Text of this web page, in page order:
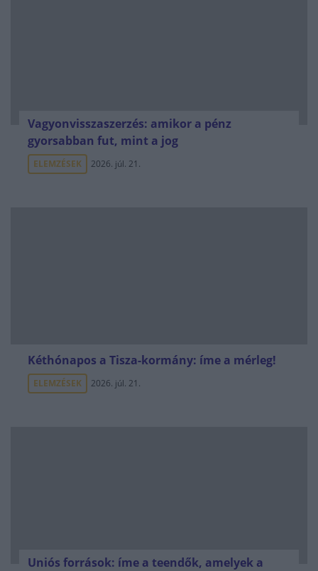
Vagyonvisszaszerzés: amikor a pénz
gyorsabban fut, mint a jog
ELEMZÉSEK 2026. júl. 21.
Kéthónapos a Tisza-kormány: íme a mérleg!
ELEMZÉSEK 2026. júl. 21.
Uniós források: íme a teendők, amelyek a